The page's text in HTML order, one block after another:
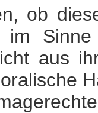
ob
im
aus